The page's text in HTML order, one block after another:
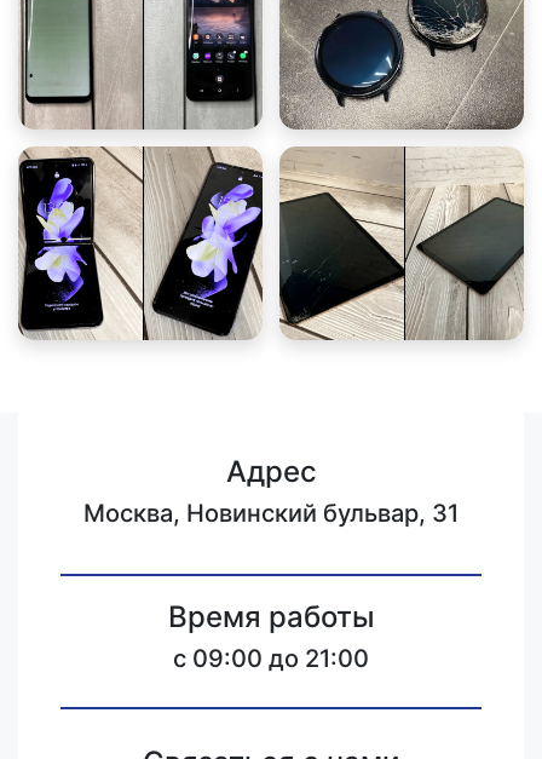
Адрес
Москва, Новинский бульвар, 31
Время работы
c 09:00 до 21:00